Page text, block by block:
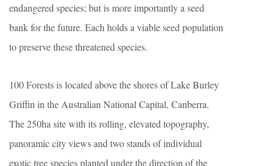
endangered species; but is more importantly a seed
bank for the future. Each holds a viable seed population
to preserve these threatened species.
100 Forests is located above the shores of Lake Burley
Griffin in the Australian National Capital, Canberra.
The 250ha site with its rolling, elevated topography,
panoramic city views and two stands of individual
exotic tree species planted under the direction of the